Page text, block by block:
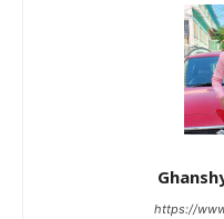
https://